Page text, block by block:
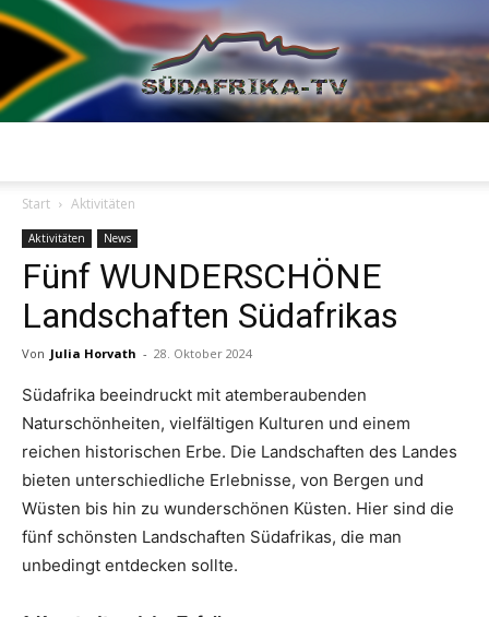
TV
Start Aktivitäten
Aktivitäten News
Fünf WUNDERSCHÖNE
Landschaften Südafrikas
Von Julia Horvath - 28. Oktober 2024
Südafrika beeindruckt mit atemberaubenden
Naturschönheiten, vielfältigen Kulturen und einem
reichen historischen Erbe. Die Landschaften des Landes
bieten unterschiedliche Erlebnisse, von Bergen und
Wüsten bis hin zu wunderschönen Küsten. Hier sind die
fünf schönsten Landschaften Südafrikas, die man
unbedingt entdecken sollte.